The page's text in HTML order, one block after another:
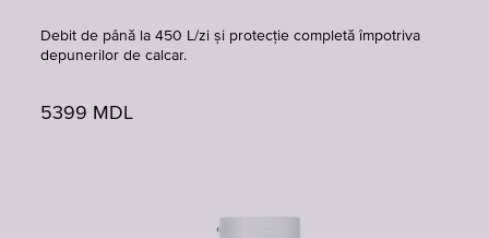
Debit de până la 450 L/zi și protecție completă împotriva
depunerilor de calcar.
5399 MDL